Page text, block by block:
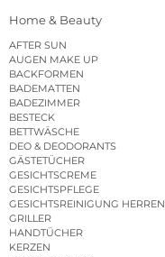
Home & Beauty
AFTER SUN
AUGEN MAKE UP
BACKFORMEN
BADEMATTEN
BADEZIMMER
BESTECK
BETTWÄSCHE
DEO & DEODORANTS
GÄSTETÜCHER
GESICHTSCREME
GESICHTSPFLEGE
GESICHTSREINIGUNG HERREN
GRILLER
HANDTÜCHER
KERZEN